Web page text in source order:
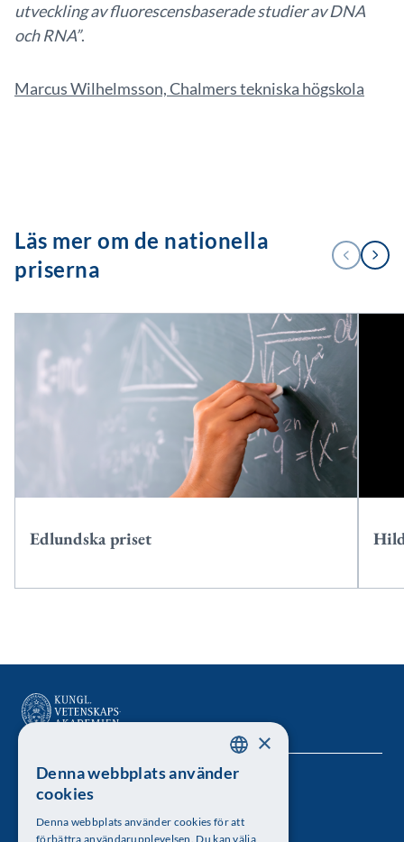
utveckling av fluorescensbaserade studier av DNA
och RNA”.
Marcus Wilhelmsson, Chalmers tekniska högskola
Läs mer om de nationella
priserna
1
/
FÖREGÅENDE
NÄSTA
Edlundska priset
Kungl. Vetenskapsakademien
Besöksadress: Lilla Frescativägen 4A
SWEDISH
×
Denna webbplats använder
cookies
Denna webbplats använder cookies för att
förbättra användarupplevelsen. Du kan välja